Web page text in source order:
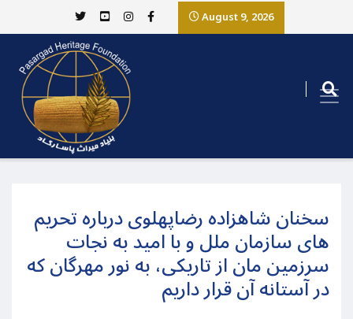
August 9, 2026
سخنان شاهزاده رضاپهلوی درباره تحریم
های سازمان ملل و با امید به نجات
سرزمین مان از تاریکی، به نور مهرگان که
در آستانه آن قرار داریم